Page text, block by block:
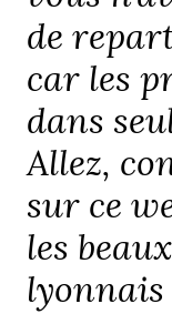
de
car les
dans
Allez,
sur ce
les